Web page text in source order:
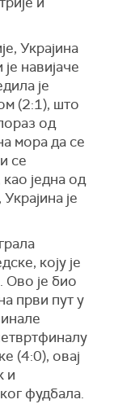
Украјина
навијаче
је
(2:1), што
од
мора да се
се
једна од
је
коју је
Ово је био
први пут у
(4:0), овај
и
фудбала.